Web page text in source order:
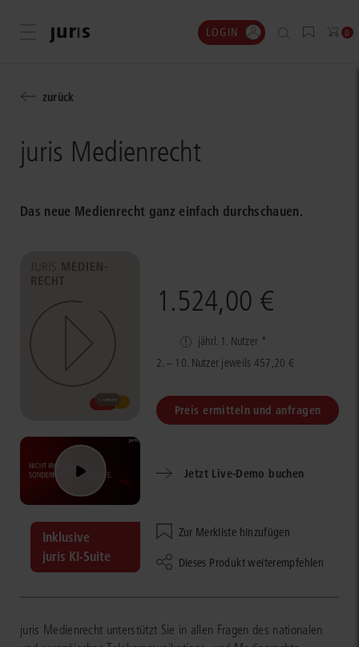
Menü öffnen LOGIN 0
zurück
juris Medienrecht
Das neue Medienrecht ganz einfach durchschauen.
Inklusive
juris KI-Suite
juris Medienrecht unterstützt Sie in allen Fragen des nationalen
1.524,00 €
jährl. 1. Nutzer *
2. – 10. Nutzer jeweils 457,20 €
Preis ermitteln und anfragen
Zur Merkliste hinzufügen
Dieses Produkt weiterempfehlen
Jetzt Live-Demo buchen